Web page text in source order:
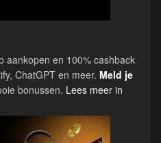
aankopen en 100% cashback
ChatGPT en meer. Meld je
bonussen. Lees meer in